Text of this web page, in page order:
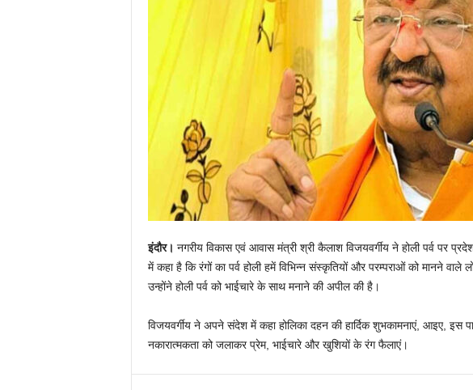
इंदौर। नगरीय विकास एवं आवास मंत्री श्री कैलाश विजयवर्गीय ने होली पर्व पर
में कहा है कि रंगों का पर्व होली हमें विभिन्न संस्कृतियों और परम्पराओं को मानने वाले
उन्होंने होली पर्व को भाईचारे के साथ मनाने की अपील की है।
विजयवर्गीय ने अपने संदेश में कहा होलिका दहन की हार्दिक शुभकामनाएं, आइए,
नकारात्मकता को जलाकर प्रेम, भाईचारे और खुशियों के रंग फैलाएं।